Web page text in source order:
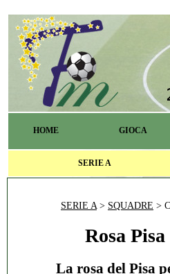
HOME GIOCA
SERIE A
SERIE A> SQUADRE >
Rosa
La rosa del Pisa